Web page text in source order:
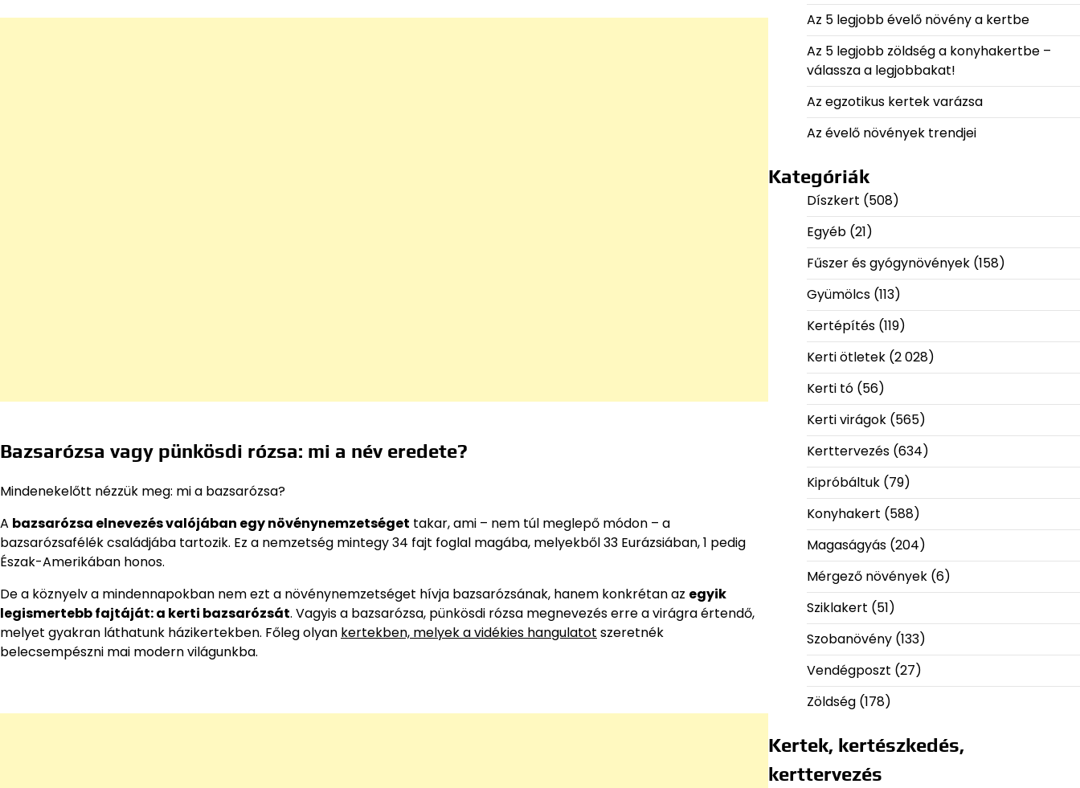
Bazsarózsa vagy pünkösdi rózsa: mi a név eredete?
Mindenekelőtt nézzük meg: mi a bazsarózsa?
A bazsarózsa elnevezés valójában egy növénynemzetséget takar, ami – nem túl meglepő módon – a
bazsarózsafélék családjába tartozik. Ez a nemzetség mintegy 34 fajt foglal magába, melyekből 33 Eurázsiában, 1 pedig
Észak-Amerikában honos.
De a köznyelv a mindennapokban nem ezt a növénynemzetséget hívja bazsarózsának, hanem konkrétan az egyik
legismertebb fajtáját: a kerti bazsarózsát. Vagyis a bazsarózsa, pünkösdi rózsa megnevezés erre a virágra értendő,
melyet gyakran láthatunk házikertekben. Főleg olyan kertekben, melyek a vidékies hangulatot szeretnék
belecsempészni mai modern világunkba.
Az 5 legjobb évelő növény a kertbe
Az 5 legjobb zöldség a konyhakertbe –
válassza a legjobbakat!
Az egzotikus kertek varázsa
Az évelő növények trendjei
Kategóriák
Díszkert (508)
Egyéb(21)
Fűszer és gyógynövények(158)
Gyümölcs(113)
Kertépítés(119)
Kerti ötletek(2 028)
Kerti tó(56)
Kerti virágok(565)
Kerttervezés(634)
Kipróbáltuk(79)
Konyhakert (588)
Magaságyás(204)
Mérgező növények(6)
Sziklakert (51)
Szobanövény(133)
Vendégposzt (27)
Zöldség(178)
Kertek, kertészkedés,
kerttervezés